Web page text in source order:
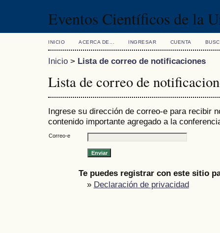
Eventos Científicos de la
INICIO ACERCA DE... INGRESAR CUENTA
Inicio > Lista de correo de notificaciones
Lista de correo de
Ingrese su dirección de correo-e para recibir
contenido importante agregado a la
Correo-e
Te puedes registrar con este sitio
» Declaración de privacidad